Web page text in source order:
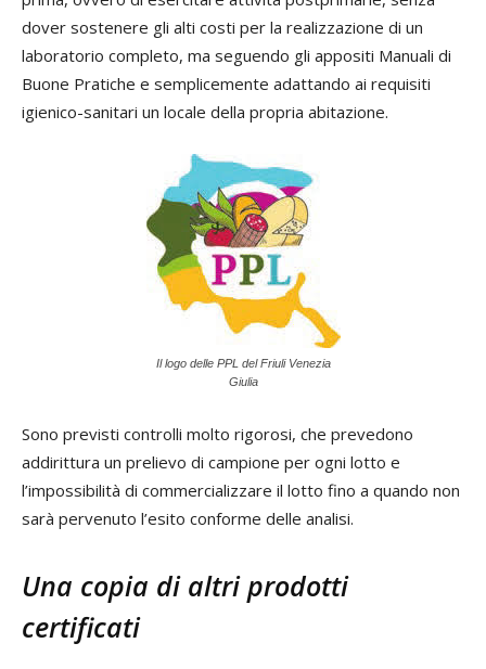
dover sostenere gli alti costi per la realizzazione di un
laboratorio completo, ma seguendo gli appositi Manuali di
Buone Pratiche e semplicemente adattando ai requisiti
igienico-sanitari un locale della propria abitazione.
Il logo delle PPL del Friuli Venezia
Giulia
Sono previsti controlli molto rigorosi, che prevedono
addirittura un prelievo di campione per ogni lotto e
l’impossibilità di commercializzare il lotto fino a quando non
sarà pervenuto l’esito conforme delle analisi.
Una copia di altri prodotti
certificati